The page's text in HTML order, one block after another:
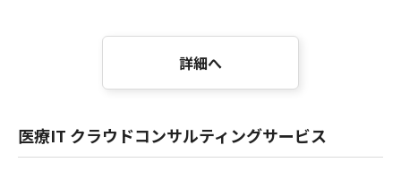
詳細へ
医療IT クラウドコンサルティングサービス